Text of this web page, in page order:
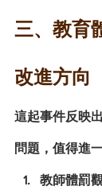
三、教育
改進方向
這起事件反映
問題，值得進
教師體罰